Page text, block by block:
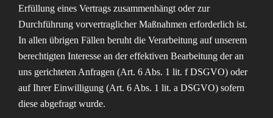
Erfüllung eines Vertrags zusammenhängt oder zur
Durchführung vorvertraglicher Maßnahmen erforderlich ist.
In allen übrigen Fällen beruht die Verarbeitung auf unserem
berechtigten Interesse an der effektiven Bearbeitung der an
uns gerichteten Anfragen (Art. 6 Abs. 1 lit. f DSGVO) oder
auf Ihrer Einwilligung (Art. 6 Abs. 1 lit. a DSGVO) sofern
diese abgefragt wurde.